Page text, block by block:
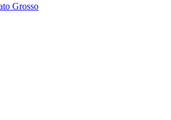
Grosso